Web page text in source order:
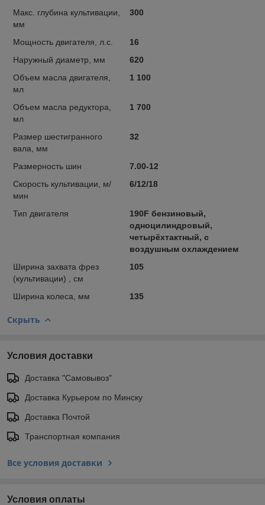
Макс. глубина культивации,
мм
300
Мощность двигателя, л.с.
16
Наружный диаметр, мм
620
Объем масла двигателя,
мл
1 100
Объем масла редуктора,
мл
1 700
Размер шестигранного
вала, мм
32
Размерность шин
7.00-12
Скорость культивации, м/
мин
6/12/18
Тип двигателя
190F бензиновый,
одноцилиндровый,
четырёхтактный, с
воздушным охлаждением
Ширина захвата фрез
(культивации) , см
105
Ширина колеса, мм 135
Скрыть
Условия доставки
Доставка "Самовывоз"
Доставка Курьером по Минску
Доставка Почтой
Транспортная компания
Все условия доставки
Условия оплаты